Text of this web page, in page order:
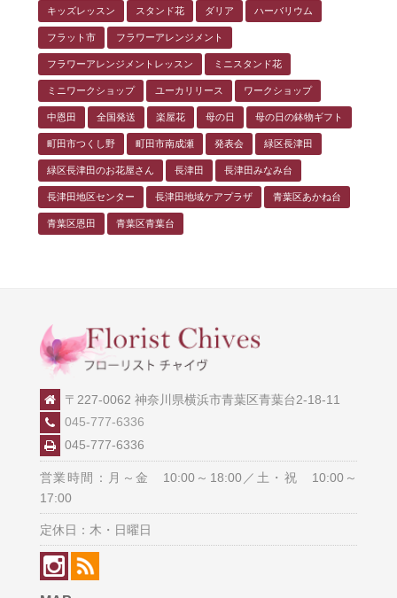
キッズレッスン スタンド花 ダリア ハーバリウム
フラット市 フラワーアレンジメント
フラワーアレンジメントレッスン ミニスタンド花
ミニワークショップ ユーカリリース ワークショップ
中恩田 全国発送 楽屋花 母の日 母の日の鉢物ギフト
町田市つくし野 町田市南成瀬 発表会 緑区長津田
緑区長津田のお花屋さん 長津田 長津田みなみ台
長津田地区センター 長津田地域ケアプラザ 青葉区あかね台
青葉区恩田 青葉区青葉台
〒227-0062 神奈川県横浜市青葉区青葉台2-18-11
045-777-6336
045-777-6336
営業時間：月～金 10:00～18:00／土・祝 10:00～
17:00
定休日：木・日曜日